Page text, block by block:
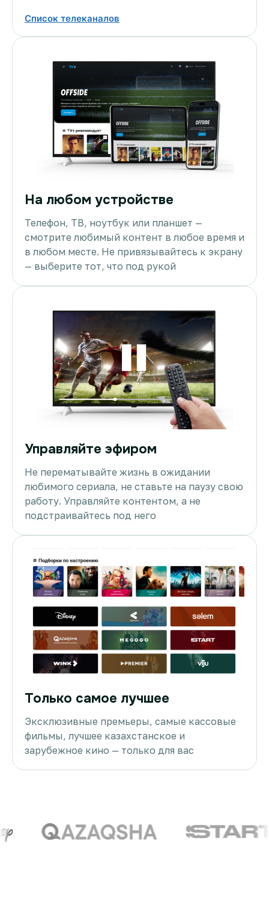
Список телеканалов
На любом устройстве
Телефон, ТВ, ноутбук или планшет —
смотрите любимый контент в любое время и
в любом месте. Не привязывайтесь к экрану
— выберите тот, что под рукой
Управляйте эфиром
Не перематывайте жизнь в ожидании
любимого сериала, не ставьте на паузу свою
работу. Управляйте контентом, а не
подстраивайтесь под него
Только самое лучшее
Эксклюзивные премьеры, самые кассовые
фильмы, лучшее казахстанское и
зарубежное кино — только для вас